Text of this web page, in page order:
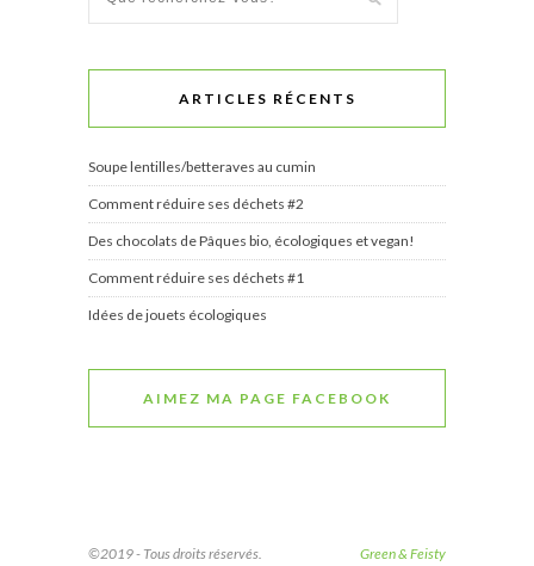
ARTICLES RÉCENTS
Soupe lentilles/betteraves au cumin
Comment réduire ses déchets #2
Des chocolats de Pâques bio, écologiques et vegan!
Comment réduire ses déchets #1
Idées de jouets écologiques
AIMEZ MA PAGE FACEBOOK
©2019 - Tous droits réservés. Green & Feisty